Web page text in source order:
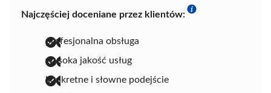
Najczęściej doceniane przez klientów:
profesjonalna obsługa
wysoka jakość usług
konkretne i słowne podejście